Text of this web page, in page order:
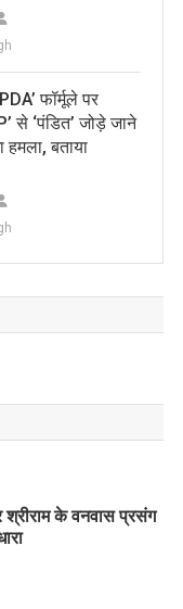
फॉर्मूले पर
से ‘पंडित’ जोड़े जाने
हमला, बताया
श्रीराम के वनवास प्रसंग